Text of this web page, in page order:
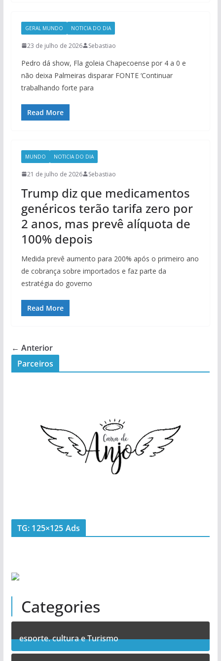
GERAL MUNDO NOTICIA DO DIA
23 de julho de 2026 Sebastiao
Pedro dá show, Fla goleia Chapecoense por 4 a 0 e
não deixa Palmeiras disparar FONTE ‘Continuar
trabalhando forte para
Read More
MUNDO NOTICIA DO DIA
21 de julho de 2026 Sebastiao
Trump diz que medicamentos
genéricos terão tarifa zero por
2 anos, mas prevê alíquota de
100% depois
Medida prevê aumento para 200% após o primeiro ano
de cobrança sobre importados e faz parte da
estratégia do governo
Read More
← Anterior
Parceiros
TG: 125×125 Ads
Categories
esporte, cultura e Turismo
7Posts